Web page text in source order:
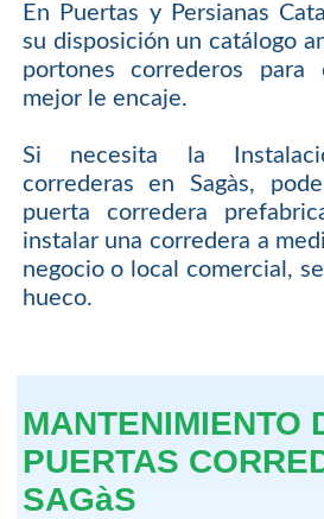
En Puertas y Persianas
su disposición un catálogo
portones correderos
mejor le encaje.
Si necesita la
correderas en Sagàs,
puerta corredera
instalar una corredera a
negocio o local comercial,
hueco.
MANTENIMIENTO
PUERTAS
SAGàS